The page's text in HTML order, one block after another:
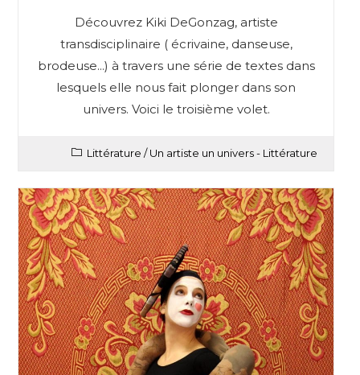
Découvrez Kiki DeGonzag, artiste
transdisciplinaire ( écrivaine, danseuse,
brodeuse...) à travers une série de textes dans
lesquels elle nous fait plonger dans son
univers. Voici le troisième volet.
Littérature /Un artiste un univers - Littérature